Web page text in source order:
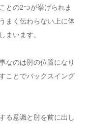
との2つが挙げられま
まく伝わらない上に体
まいます。
なのは肘の位置になり
ことでバックスイング
る意識と肘を前に出し